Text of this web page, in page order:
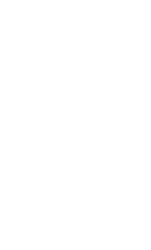
，其中「Truth orDare」
为利益化身“深情画家”